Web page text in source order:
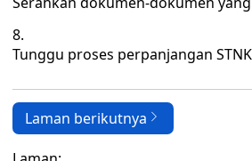
Tunggu proses perpanjangan
Laman berikutnya